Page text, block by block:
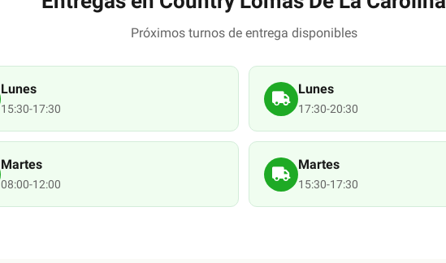
Próximos turnos de entrega disponibles
Lunes
15:30-17:30
Lunes
17:30-20:30
Martes
08:00-12:00
Martes
15:30-17:30